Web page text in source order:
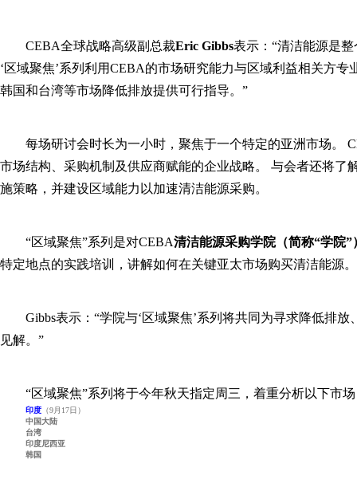
CEBA全球战略高级副总裁Eric Gibbs表示：“清洁能源是
‘区域聚焦’系列利用CEBA的市场研究能力与区域利益相关方
韩国和台湾等市场降低排放提供可行指导。”
每场研讨会时长为一小时，聚焦于一个特定的亚洲市场。
市场结构、采购机制及供应商赋能的企业战略。 与会者还将了
施策略，并建设区域能力以加速清洁能源采购。
“区域聚焦”系列是对CEBA清洁能源采购学院（简称“学院”
特定地点的实践培训，讲解如何在关键亚太市场购买清洁能源。
Gibbs表示：“学院与‘区域聚焦’系列将共同为寻求降低排
见解。”
“区域聚焦”系列将于今年秋天指定周三，着重分析以下市
印度 （9月17日）
中国大陆
台湾
印度尼西亚
韩国